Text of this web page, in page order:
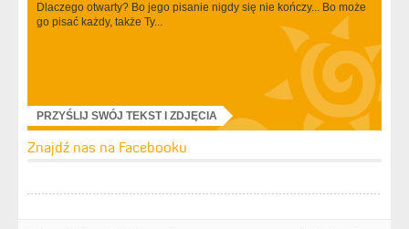
Dlaczego otwarty? Bo jego pisanie nigdy się nie kończy... Bo może
go pisać każdy, także Ty...
PRZYŚLIJ SWÓJ TEKST I ZDJĘCIA
Znajdź nas na Facebooku